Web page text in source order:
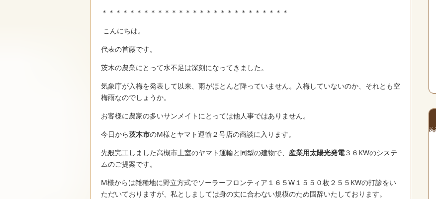
＊＊＊＊＊＊＊＊＊＊＊＊＊＊＊＊＊＊＊＊＊＊＊＊＊＊＊
こんにちは。
代表の首藤です。
茨木の農業にとって水不足は深刻になってきました。
気象庁が入梅を発表して以来、雨がほとんど降っていません。入梅していないのか、それとも空
梅雨なのでしょうか。
お客様に農家の多いサンメイトにとっては他人事ではありません。
今日から茨木市のM様とヤマト運輸２号店の商談に入ります。
先般完工しました高槻市土室のヤマト運輸と同型の建物で、 産業用太陽光発電３６KWのシステ
ムのご提案です。
M様からは雑種地に野立方式でソーラーフロンティア１６５W１５５０枚２５５KWの打診をい
ただいておりますが、私としましては身の丈に合わない規模のため固辞いたしております。